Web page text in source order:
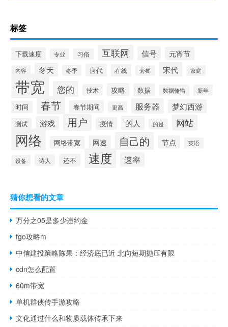
标签
下载速度 专业 习俗 互联网 信号 元宵节
内容 冬天 冬季 唐代 在线 套餐 宋代 家庭
带宽 您的 技术 攻略 数据 数据传输 新年
时间 春节 春节期间 更高 服务器 梦幻西游
测试 游戏 用户 疫情 的人 的是 网站
网络 网络带宽 网速 自己的 节点 英语
设备 诗人 还不 速度 速率
猜你想看的文章
万分之05是多少违约金
fgo攻略m
中信建投策略陈果：经济底已近 北向短期抛压有限
cdn怎么配置
60m带宽
单机群侠传手游攻略
文化通过什么和物质载体传承下来